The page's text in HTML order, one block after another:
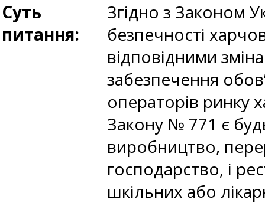
Суть
питання:
Згідно з Законом
безпечності
відповідними
забезпечення
операторів ринку
Закону № 771 є
виробництво,
господарство, і
шкільних або